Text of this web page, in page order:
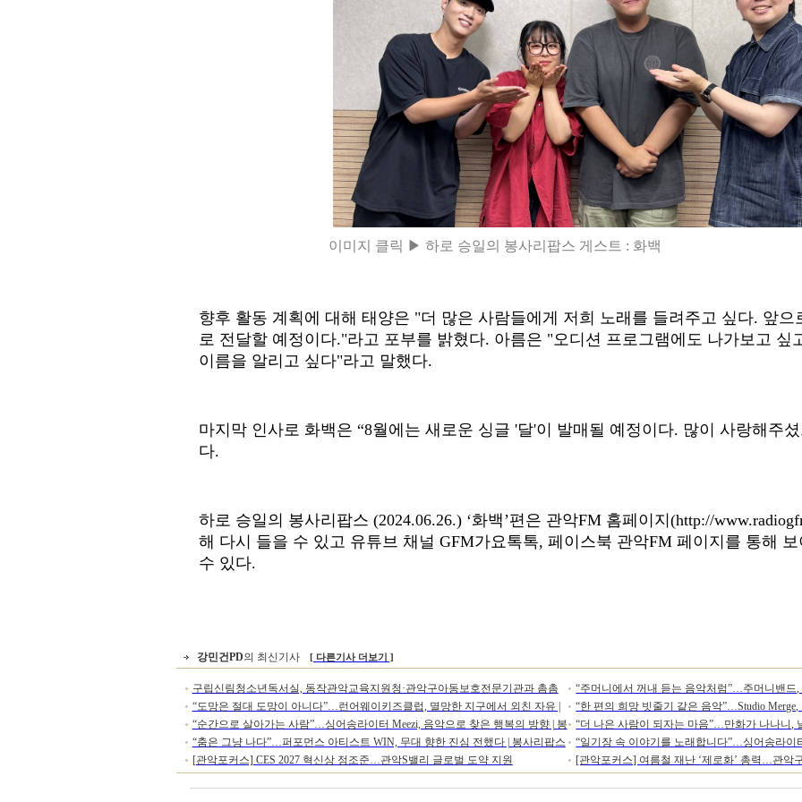
이미지 클릭 ▶ 하로 승일의 봉사리팝스 게스트 : 화백
향후 활동 계획에 대해 태양은 "더 많은 사람들에게 저희 노래를 들려주고 싶다. 앞으
로 전달할 예정이다."라고 포부를 밝혔다. 아름은 "오디션 프로그램에도 나가보고 싶
이름을 알리고 싶다"라고 말했다.
마지막 인사로 화백은 “8월에는 새로운 싱글 '달'이 발매될 예정이다. 많이 사랑해주
다.
하로 승일의 봉사리팝스 (2024.06.26.) ‘화백’편은 관악FM 홈페이지 (http://
해 다시 들을 수 있고 유튜브 채널 GFM가요톡톡, 페이스북 관악FM 페이지를 통해
수 있다.
강민건PD의 최신기사 [ 다른기사 더보기 ]
구립신림청소년독서실, 동작관악교육지원청·관악구아동보호전문기관과 촘촘
한 '아동 보호망 구축' 업무협약
“주머니에서 꺼내 듣는 음악처럼”…주머니밴드
사리팝스
“도망은 절대 도망이 아니다”…런어웨이키즈클럽, 멸망한 지구에서 외친 자유 |
봉사리팝스
“한 편의 희망 빗줄기 같은 음악”…Studio
사리팝스
“순간으로 살아가는 사람”…싱어송라이터 Meezi, 음악으로 찾은 행복의 방향 | 봉
사리팝스
“더 나은 사람이 되자는 마음”…만화가 나나니,
리팝스
“춤은 그냥 나다”…퍼포먼스 아티스트 WIN, 무대 향한 진심 전했다 | 봉사리팝스
“일기장 속 이야기를 노래합니다”…싱어송라이
팝스
[관악포커스] CES 2027 혁신상 정조준…관악S밸리 글로벌 도약 지원 [관악포커스] 여름철 재난 ‘제로화’ 총력…관악